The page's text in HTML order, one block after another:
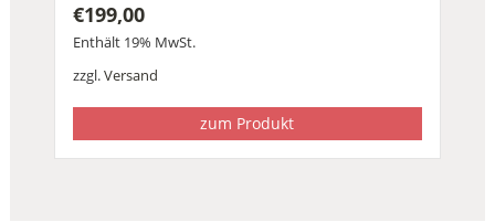
€199,00
Enthält 19% MwSt.
zzgl.Versand
zum Produkt